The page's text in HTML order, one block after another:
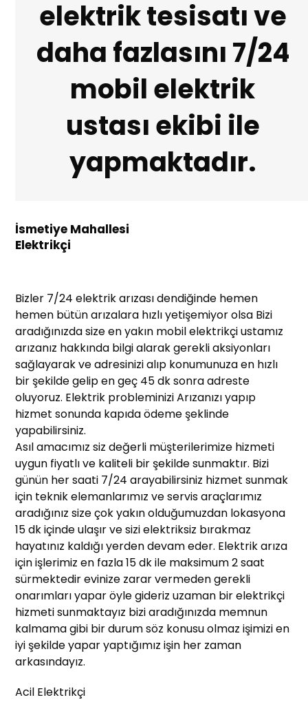
elektrik tesisatı ve
daha fazlasını 7/24
mobil elektrik
ustası ekibi ile
yapmaktadır.
İsmetiye Mahallesi
Elektrikçi
Bizler 7/24 elektrik arızası dendiğinde hemen
hemen bütün arızalara hızlı yetişemiyor olsa Bizi
aradığınızda size en yakın mobil elektrikçi ustamız
arızanız hakkında bilgi alarak gerekli aksiyonları
sağlayarak ve adresinizi alıp konumunuza en hızlı
bir şekilde gelip en geç 45 dk sonra adreste
oluyoruz. Elektrik probleminizi Arızanızı yapıp
hizmet sonunda kapıda ödeme şeklinde
yapabilirsiniz.
Asıl amacımız siz değerli müşterilerimize hizmeti
uygun fiyatlı ve kaliteli bir şekilde sunmaktır. Bizi
günün her saati 7/24 arayabilirsiniz hizmet sunmak
için teknik elemanlarımız ve servis araçlarımız
aradığınız size çok yakın olduğumuzdan lokasyona
15 dk içinde ulaşır ve sizi elektriksiz bırakmaz
hayatınız kaldığı yerden devam eder. Elektrik arıza
için işlerimiz en fazla 15 dk ile maksimum 2 saat
sürmektedir evinize zarar vermeden gerekli
onarımları yapar öyle gideriz uzaman bir elektrikçi
hizmeti sunmaktayız bizi aradığınızda memnun
kalmama gibi bir durum söz konusu olmaz işimizi en
iyi şekilde yapar yaptığımız işin her zaman
arkasındayız.
Acil Elektrikçi